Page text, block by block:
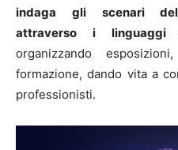
indaga gli scenari
attraverso i linguaggi
organizzando
formazione, dando vita a
professionisti.